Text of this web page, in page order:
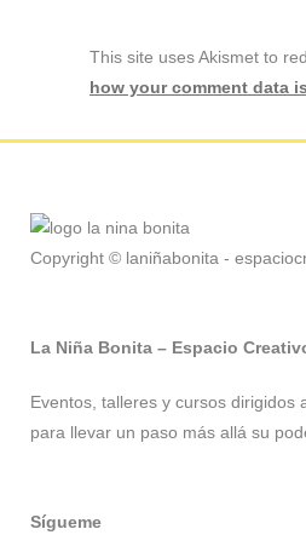
This site uses Akismet to
how your comment data
Copyright © laniñabonita -
La Niña Bonita – Espacio
Eventos, talleres y cursos dirigidos
para llevar un paso más allá su
Sígueme